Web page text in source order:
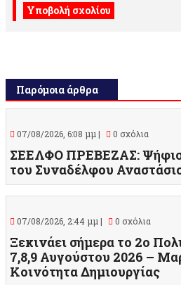
Παρόμοια άρθρα
07/08/2026, 6:08 μμ | 0 σχόλια
ΣΕΕΛΦΟ ΠΡΕΒΕΖΑΣ:
του Συναδέλφου
07/08/2026, 2:44 μμ | 0 σχόλια
Ξεκινάει σήμερα το 2ο
7,8,9 Αυγούστου 2026 –
Κοινότητα Δημιουργίας